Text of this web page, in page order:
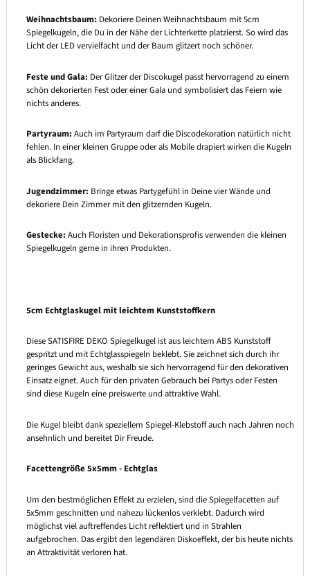
Weihnachtsbaum: Dekoriere Deinen Weihnachtsbaum mit 5cm
Spiegelkugeln, die Du in der Nähe der Lichterkette platzierst. So wird das
Licht der LED vervielfacht und der Baum glitzert noch schöner.
Feste und Gala: Der Glitzer der Discokugel passt hervorragend zu einem
schön dekorierten Fest oder einer Gala und symbolisiert das Feiern wie
nichts anderes.
Partyraum: Auch im Partyraum darf die Discodekoration natürlich nicht
fehlen. In einer kleinen Gruppe oder als Mobile drapiert wirken die Kugeln
als Blickfang.
Jugendzimmer: Bringe etwas Partygefühl in Deine vier Wände und
dekoriere Dein Zimmer mit den glitzernden Kugeln.
Gestecke: Auch Floristen und Dekorationsprofis verwenden die kleinen
Spiegelkugeln gerne in ihren Produkten.
5cm Echtglaskugel mit leichtem Kunststoffkern
Diese SATISFIRE DEKO Spiegelkugel ist aus leichtem ABS Kunststoff
gespritzt und mit Echtglasspiegeln beklebt. Sie zeichnet sich durch ihr
geringes Gewicht aus, weshalb sie sich hervorragend für den dekorativen
Einsatz eignet. Auch für den privaten Gebrauch bei Partys oder Festen
sind diese Kugeln eine preiswerte und attraktive Wahl.
Die Kugel bleibt dank speziellem Spiegel-Klebstoff auch nach Jahren noch
ansehnlich und bereitet Dir Freude.
Facettengröße 5x5mm - Echtglas
Um den bestmöglichen Effekt zu erzielen, sind die Spiegelfacetten auf
5x5mm geschnitten und nahezu lückenlos verklebt. Dadurch wird
möglichst viel auftreffendes Licht reflektiert und in Strahlen
aufgebrochen. Das ergibt den legendären Diskoeffekt, der bis heute nichts
an Attraktivität verloren hat.